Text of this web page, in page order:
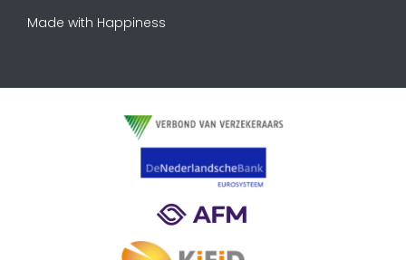
Made with Happiness